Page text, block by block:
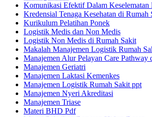
Komunikasi Efektif Dalam Keselematan
Kredensial Tenaga Kesehatan di Rumah
Kurikulum Pelatihan Ponek
Logistik Medis dan Non Medis
Logistik Non Medis di Rumah Sakit
Makalah Manajemen Logistik Rumah
Manajemen Alur Pelayan Care Pathway
Manajemen Geriatri
Manajemen Laktasi Kemenkes
Manajemen Logistik Rumah Sakit ppt
Manajemen Nyeri Akreditasi
Manajemen Triase
Materi BHD Pdf